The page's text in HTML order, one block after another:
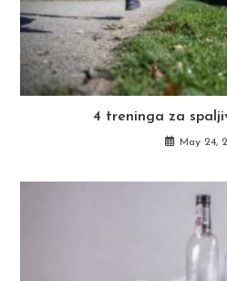
4 treninga za
May 24,